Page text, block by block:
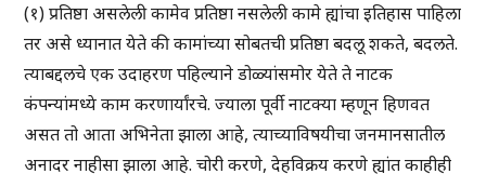
(१) प्रतिष्ठा असलेली कामेव प्रतिष्ठा नसलेली कामे ह्यांचा इतिहास पाहिला
तर असे ध्यानात येते की कामांच्या सोबतची प्रतिष्ठा बदलू शकते, बदलते.
त्याबद्दलचे एक उदाहरण पहिल्याने डोळ्यांसमोर येते ते नाटक
कंपन्यांमध्ये काम करणार्यांरचे. ज्याला पूर्वी नाटक्या म्हणून हिणवत
असत तो आता अभिनेता झाला आहे, त्याच्याविषयीचा जनमानसातील
अनादर नाहीसा झाला आहे. चोरी करणे, देहविक्रय करणे ह्यांत काहीही